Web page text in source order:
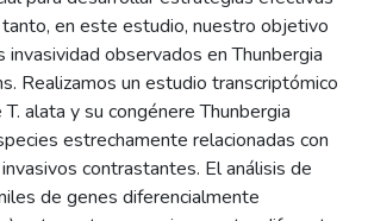
en este estudio, nuestro objetivo
invasividad observados en Thunbergia
Realizamos un estudio transcriptómico
alata y su congénere Thunbergia
estrechamente relacionadas con
contrastantes. El análisis de
de genes diferencialmente